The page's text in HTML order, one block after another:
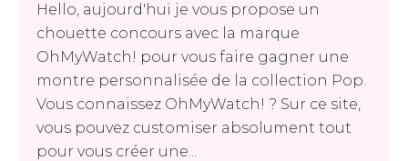
Hello, aujourd'hui je vous propose un
chouette concours avec la marque
OhMyWatch! pour vous faire gagner une
montre personnalisée de la collection Pop.
Vous connaissez OhMyWatch! ? Sur ce site,
vous pouvez customiser absolument tout
pour vous créer une...